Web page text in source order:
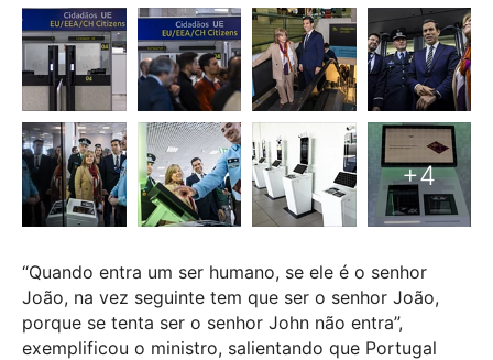
“Quando entra um ser humano, se ele é o senhor
João, na vez seguinte tem que ser o senhor João,
porque se tenta ser o senhor John não entra”,
exemplificou o ministro, salientando que Portugal